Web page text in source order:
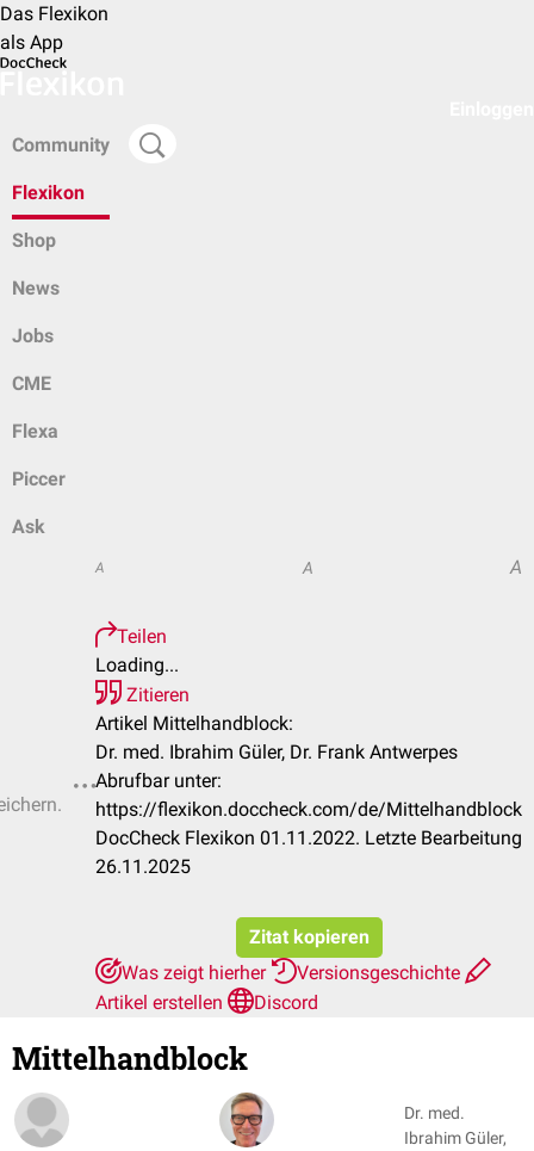
Das Flexikon
als App
Community
Flexikon
Shop
News
Jobs
CME
Flexa
Piccer
Ask
A A A
Teilen
Loading...
Zitieren
Artikel Mittelhandblock:
Dr. med. Ibrahim Güler, Dr. Frank Antwerpes
Abrufbar unter:
https://flexikon.doccheck.com/de/Mittelhandblock
DocCheck Flexikon 01.11.2022. Letzte Bearbeitung
26.11.2025
Zitat kopieren
Was zeigt hierher
Versionsgeschichte
Artikel erstellen
Discord
Mittelhandblock
Dr. med.
Ibrahim Güler,